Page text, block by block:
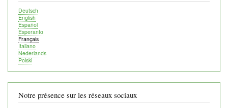
Deutsch
English
Español
Esperanto
Français
Italiano
Nederlands
Polski
Notre présence sur les réseaux sociaux